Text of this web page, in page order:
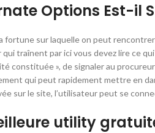
Options Est-il
fortune sur laquelle on peut
traînent par ici vous devez lire ce
constituée », de signaler au
qui peut rapidement mettre en
sur le site, l’utilisateur peut se
utility